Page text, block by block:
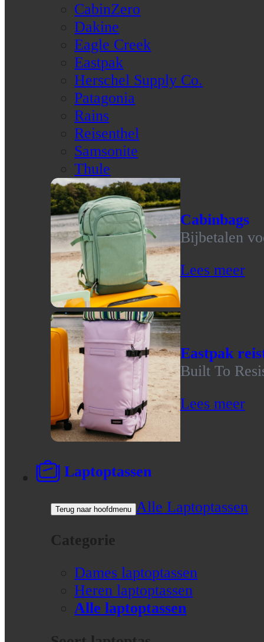
CabinZero
Dakine
Eagle Creek
Eastpak
Herschel Supply Co.
Patagonia
Rains
Reisenthel
Samsonite
Thule
Cabinbags
Bijbetalen
Lees meer
Eastpak
Built To
Lees meer
Laptoptassen
Terug naar hoofdmenu Alle Laptoptassen
Categorie
Dames laptoptassen
Heren laptoptassen
Alle laptoptassen